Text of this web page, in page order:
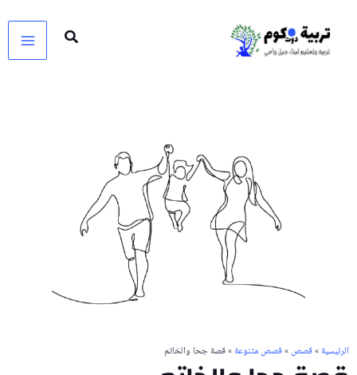
المحتوى
الرئيسية»قصص»قصص متنوعة» قصة جحا والخاتم